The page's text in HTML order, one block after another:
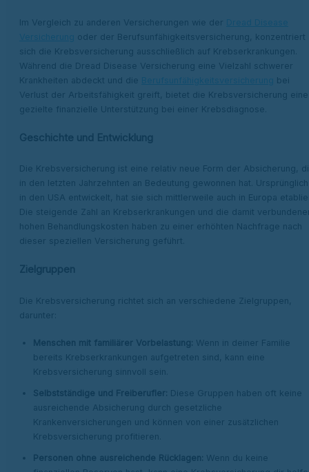
Im Vergleich zu anderen Versicherungen wie der Dread Disease
Versicherung oder der Berufsunfähigkeitsversicherung, konzentriert
sich die Krebsversicherung ausschließlich auf Krebserkrankungen.
Während die Dread Disease Versicherung eine Vielzahl schwerer
Krankheiten abdeckt und die Berufsunfähigkeitsversicherung bei
Verlust der Arbeitsfähigkeit greift, bietet die Krebsversicherung eine
gezielte finanzielle Unterstützung bei einer Krebsdiagnose.
Geschichte und Entwicklung
Die Krebsversicherung ist eine relativ neue Form der Absicherung,
in den letzten Jahrzehnten an Bedeutung gewonnen hat. Ursprünglich
in den USA entwickelt, hat sie sich mittlerweile auch in Europa
Die steigende Zahl an Krebserkrankungen und die damit
hohen Behandlungskosten haben zu einer erhöhten Nachfrage nach
dieser speziellen Versicherung geführt.
Zielgruppen
Die Krebsversicherung richtet sich an verschiedene Zielgruppen,
darunter:
Menschen mit familiärer Vorbelastung: Wenn in deiner Familie
bereits Krebserkrankungen aufgetreten sind, kann eine
Krebsversicherung sinnvoll sein.
Selbstständige und Freiberufler: Diese Gruppen haben oft keine
ausreichende Absicherung durch gesetzliche
Krankenversicherungen und können von einer zusätzlichen
Krebsversicherung profitieren.
Personen ohne ausreichende Rücklagen: Wenn du keine